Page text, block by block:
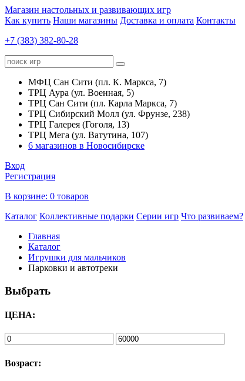
Магазин настольных и развивающих игр
Как купить Наши магазины Доставка и оплата Контакты
+7 (383) 382-80-28
МФЦ Сан Сити (пл. К. Маркса, 7)
ТРЦ Аура (ул. Военная, 5)
ТРЦ Сан Сити (пл. Карла Маркса, 7)
ТРЦ Сибирский Молл (ул. Фрунзе, 238)
ТРЦ Галерея (Гоголя, 13)
ТРЦ Мега (ул. Ватутина, 107)
6 магазинов в Новосибирске
Вход
Регистрация
В корзине: 0 товаров
Каталог Коллективные подарки Серии игр Что развиваем?
Главная
Каталог
Игрушки для мальчиков
Парковки и автотреки
Выбрать
ЦЕНА:
Возраст: